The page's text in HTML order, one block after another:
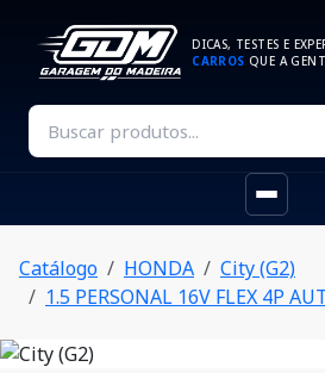
DICAS, TESTES E
CARROS QUE A
Catálogo HONDA
City (G2)
1.5 PERSONAL 16V FLEX 4P